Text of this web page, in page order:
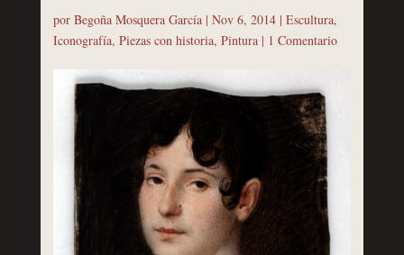
por Begoña Mosquera García| Nov 6, 2014| Escultura,
Iconografía, Piezas con historia, Pintura| 1 Comentario